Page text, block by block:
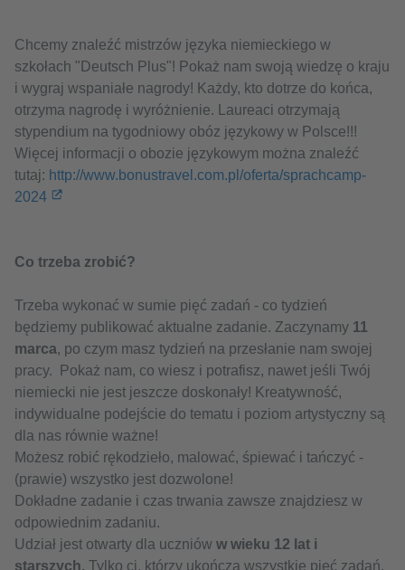
Chcemy znaleźć mistrzów języka niemieckiego w
szkołach "Deutsch Plus"! Pokaż nam swoją wiedzę o kraju
i wygraj wspaniałe nagrody! Każdy, kto dotrze do końca,
otrzyma nagrodę i wyróżnienie. Laureaci otrzymają
stypendium na tygodniowy obóz językowy w Polsce!!!
Więcej informacji o obozie językowym można znaleźć
tutaj: http://www.bonustravel.com.pl/oferta/sprachcamp-
2024
Co trzeba zrobić?
Trzeba wykonać w sumie pięć zadań - co tydzień
będziemy publikować aktualne zadanie. Zaczynamy 11
marca, po czym masz tydzień na przesłanie nam swojej
pracy. Pokaż nam, co wiesz i potrafisz, nawet jeśli Twój
niemiecki nie jest jeszcze doskonały! Kreatywność,
indywidualne podejście do tematu i poziom artystyczny są
dla nas równie ważne!
Możesz robić rękodzieło, malować, śpiewać i tańczyć -
(prawie) wszystko jest dozwolone!
Dokładne zadanie i czas trwania zawsze znajdziesz w
odpowiednim zadaniu.
Udział jest otwarty dla uczniów w wieku 12 lat i
starszych. Tylko ci, którzy ukończą wszystkie pięć zadań,